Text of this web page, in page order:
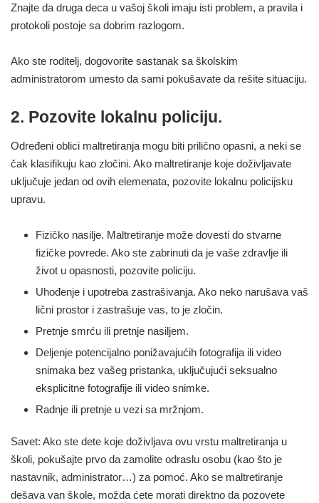
Znajte da druga deca u vašoj školi imaju isti problem, a pravila i
protokoli postoje sa dobrim razlogom.
Ako ste roditelj, dogovorite sastanak sa školskim
administratorom umesto da sami pokušavate da rešite situaciju.
2. Pozovite lokalnu policiju.
Određeni oblici maltretiranja mogu biti prilično opasni, a neki se
čak klasifikuju kao zločini. Ako maltretiranje koje doživljavate
uključuje jedan od ovih elemenata, pozovite lokalnu policijsku
upravu.
Fizičko nasilje. Maltretiranje može dovesti do stvarne
fizičke povrede. Ako ste zabrinuti da je vaše zdravlje ili
život u opasnosti, pozovite policiju.
Uhođenje i upotreba zastrašivanja. Ako neko narušava vaš
lični prostor i zastrašuje vas, to je zločin.
Pretnje smrću ili pretnje nasiljem.
Deljenje potencijalno ponižavajućih fotografija ili video
snimaka bez vašeg pristanka, uključujući seksualno
eksplicitne fotografije ili video snimke.
Radnje ili pretnje u vezi sa mržnjom.
Savet: Ako ste dete koje doživljava ovu vrstu maltretiranja u
školi, pokušajte prvo da zamolite odraslu osobu (kao što je
nastavnik, administrator…) za pomoć. Ako se maltretiranje
dešava van škole, možda ćete morati direktno da pozovete